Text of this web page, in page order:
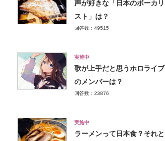
声が好きな「日本のボーカリ
スト」は？
回答数：49515
実施中
歌が上手だと思うホロライブ
のメンバーは？
回答数：23876
実施中
ラーメンって日本食？それと